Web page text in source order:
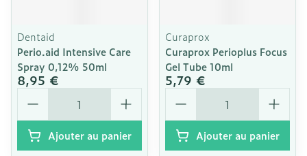
Dentaid
Perio.aid Intensive Care
Spray 0,12% 50ml
8,95 €
Quantité
Ajouter au panier
Curaprox
Curaprox Perioplus Focus
Gel Tube 10ml
5,79 €
Quantité
Ajouter au panier